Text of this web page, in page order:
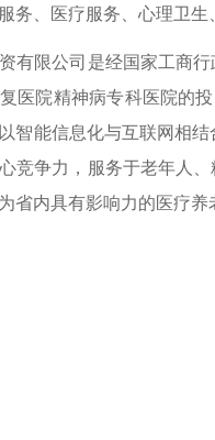
务、医疗服务、心理卫
限公司是经国家工商行
医院精神病专科医院的
智能信息化与互联网相
竞争力，服务于老年人
省内具有影响力的医疗养